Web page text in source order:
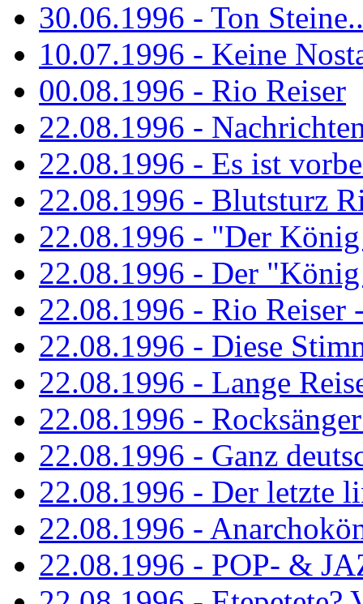
30.06.1996 - Ton
10.07.1996 - Keine
00.08.1996 - Rio Reiser
22.08.1996 -
22.08.1996 - Es ist
22.08.1996 - Blutsturz
22.08.1996 - "Der
22.08.1996 - Der
22.08.1996 - Rio Reiser
22.08.1996 - Diese
22.08.1996 - Lange
22.08.1996 -
22.08.1996 - Ganz
22.08.1996 - Der letzte
22.08.1996 -
22.08.1996 - POP- &